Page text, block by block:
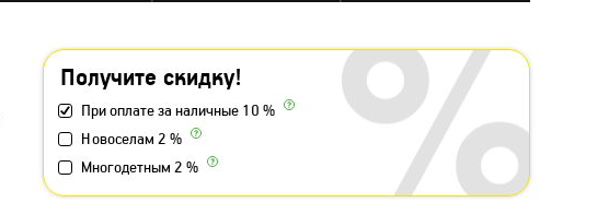
Получите скидку!
При оплате за наличные 10 %
Новоселам 2 %
Многодетным 2 %